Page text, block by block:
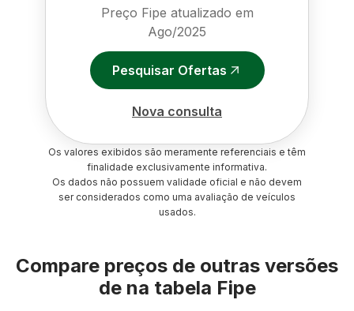
Preço Fipe atualizado em
Ago/2025
Pesquisar Ofertas
Nova consulta
Os valores exibidos são meramente referenciais e têm
finalidade exclusivamente informativa.
Os dados não possuem validade oficial e não devem
ser considerados como uma avaliação de veículos
usados.
Compare preços de outras versões
de na tabela Fipe